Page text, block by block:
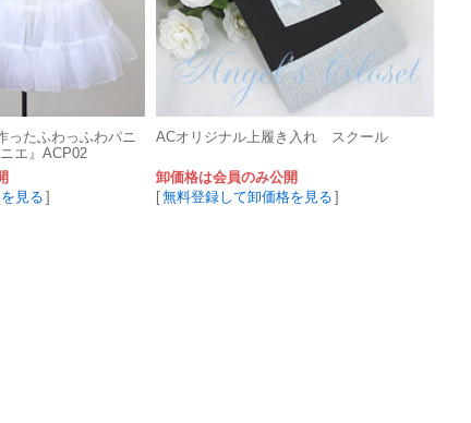
ったふわっふわパニ
エ』ACP02
見る ]
ACオリジナル上履き入れ スクール
卸価格は会員のみ公開
[無料登録して卸価格を見る ]